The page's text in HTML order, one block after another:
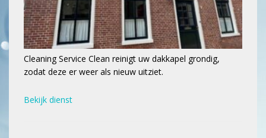
Cleaning Service Clean reinigt uw dakkapel grondig,
zodat deze er weer als nieuw uitziet.
Bekijk dienst